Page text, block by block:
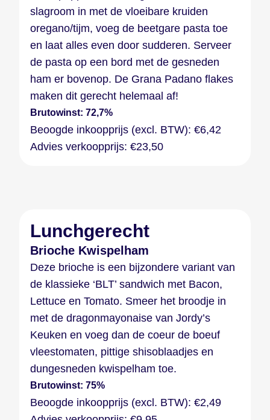
slagroom in met de vloeibare kruiden
oregano/tijm, voeg de beetgare pasta toe
en laat alles even door sudderen. Serveer
de pasta op een bord met de gesneden
ham er bovenop. De Grana Padano flakes
maken dit gerecht helemaal af!
Brutowinst: 72,7%
Beoogde inkoopprijs (excl. BTW): €6,42
Advies verkoopprijs: €23,50
Lunchgerecht
Brioche Kwispelham
Deze brioche is een bijzondere variant van
de klassieke ‘BLT’ sandwich met Bacon,
Lettuce en Tomato. Smeer het broodje in
met de dragonmayonaise van Jordy’s
Keuken en voeg dan de coeur de boeuf
vleestomaten, pittige shisoblaadjes en
dungesneden kwispelham toe.
Brutowinst: 75%
Beoogde inkoopprijs (excl. BTW): €2,49